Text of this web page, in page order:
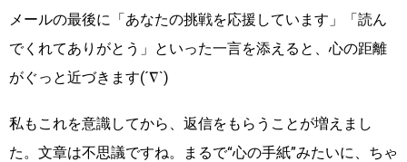
メールの最後に「あなたの挑戦を応援しています」「読ん
でくれてありがとう」といった一言を添えると、心の距離
がぐっと近づきます(´∇`)
私もこれを意識してから、返信をもらうことが増えまし
た。文章は不思議ですね。まるで“心の手紙”みたいに、ちゃ